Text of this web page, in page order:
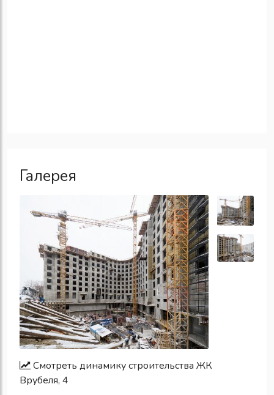
Галерея
Смотреть динамику строительства ЖК
Врубеля, 4